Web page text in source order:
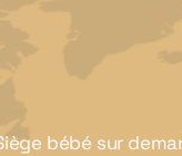
bébé sur